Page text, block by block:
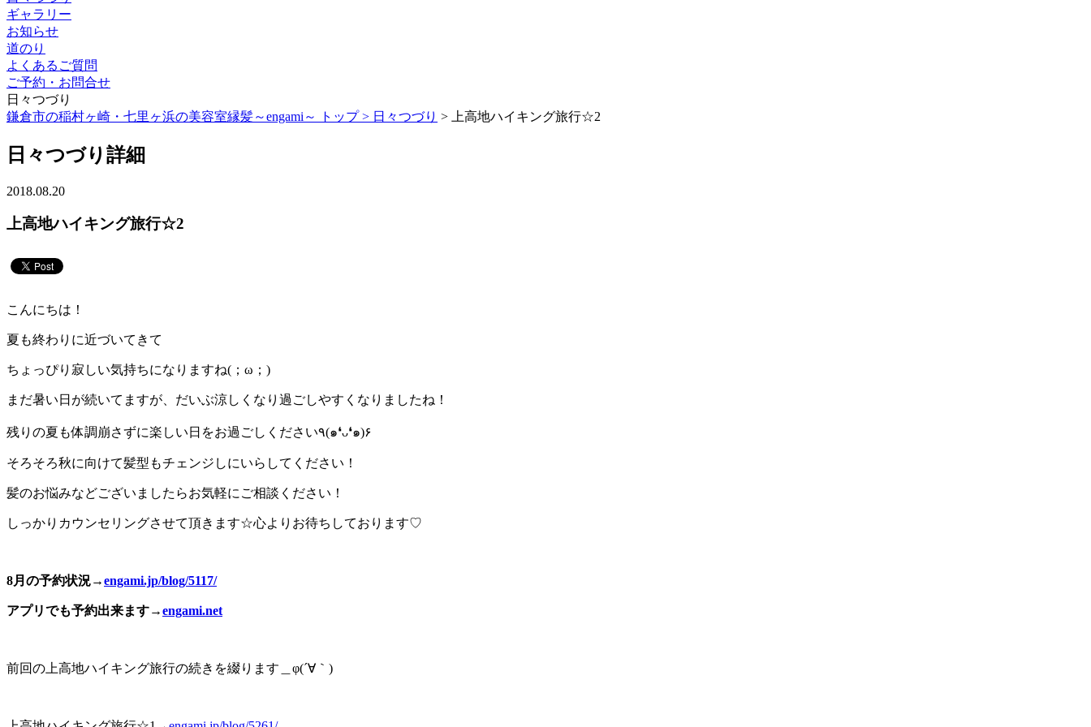
ギャラリー
お知らせ
道のり
よくあるご質問
ご予約・お問合せ
日々つづり
鎌倉市の稲村ヶ崎・七里ヶ浜の美容室縁髪～engami～ トップ > 日々つづり > 上高地ハイキング旅行☆2
日々つづり詳細
2018.08.20
上高地ハイキング旅行☆2
こんにちは！
夏も終わりに近づいてきて
ちょっぴり寂しい気持ちになりますね(；ω；)
まだ暑い日が続いてますが、だいぶ涼しくなり過ごしやすくなりましたね！
残りの夏も体調崩さずに楽しい日をお過ごしください٩(๑❛ᴗ❛๑)۶
そろそろ秋に向けて髪型もチェンジしにいらしてください！
髪のお悩みなどございましたらお気軽にご相談ください！
しっかりカウンセリングさせて頂きます☆心よりお待ちしております♡
8月の予約状況→engami.jp/blog/5117/
アプリでも予約出来ます→engami.net
前回の上高地ハイキング旅行の続きを綴ります＿φ(´∀｀)